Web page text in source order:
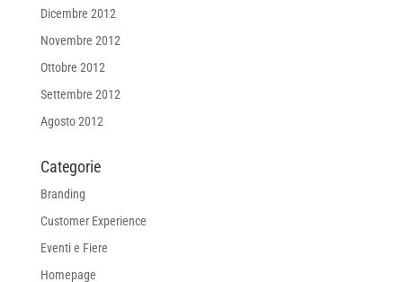
Dicembre 2012
Novembre 2012
Ottobre 2012
Settembre 2012
Agosto 2012
Categorie
Branding
Customer Experience
Eventi e Fiere
Homepage